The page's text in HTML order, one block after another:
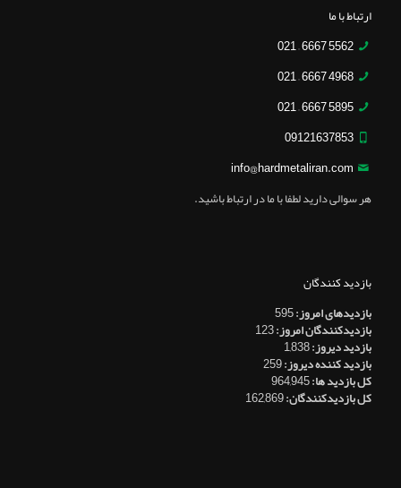
ارتباط با ما
5562 6667 – 021
4968 6667 – 021
5895 6667 – 021
09121637853
info@hardmetaliran.com
هر سوالی دارید لطفا با ما در ارتباط باشید.
بازدید کنندگان
بازدیدهای امروز:595
بازدیدکنندگان امروز:123
بازدید دیروز:1,838
بازدید کننده دیروز:259
کل بازدید ها:964,945
کل بازدیدکنند‌گان:162,869